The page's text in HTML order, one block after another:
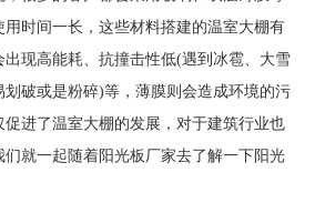
时间一长，这些材料搭建的温室大棚有
现高能耗、抗撞击性低(遇到冰雹、大雪
破或是粉碎)等，薄膜则会造成环境的污
进了温室大棚的发展，对于建筑行业也
就一起随着阳光板厂家去了解一下阳光